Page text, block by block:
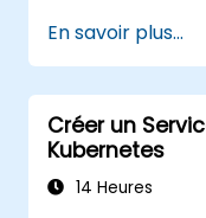
Déployer
Gérer les
En savoir plus...
Créer un
Kubernetes
14 Heures